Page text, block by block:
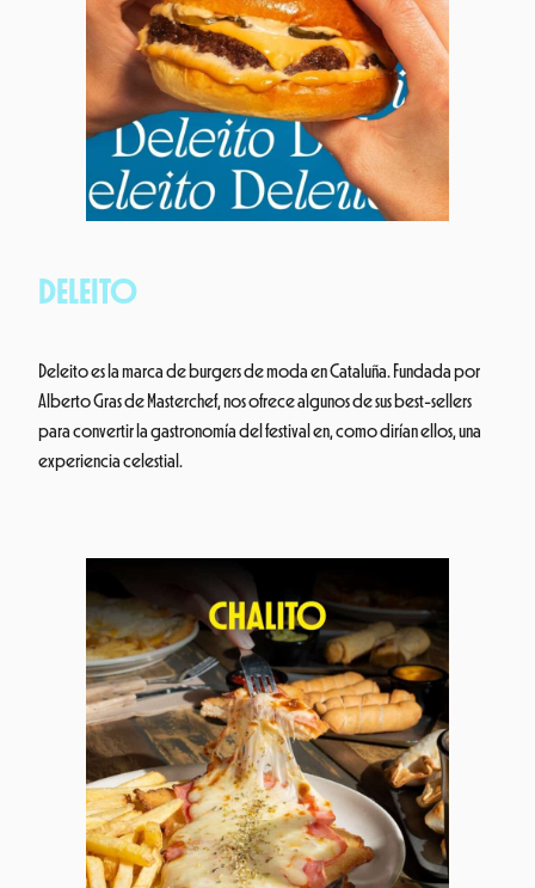
DELEITO
Deleito es la marca de burgers de moda en Cataluña. Fundada por
Alberto Gras de Masterchef, nos ofrece algunos de sus best-sellers
para convertir la gastronomía del festival en, como dirían ellos, una
experiencia celestial.